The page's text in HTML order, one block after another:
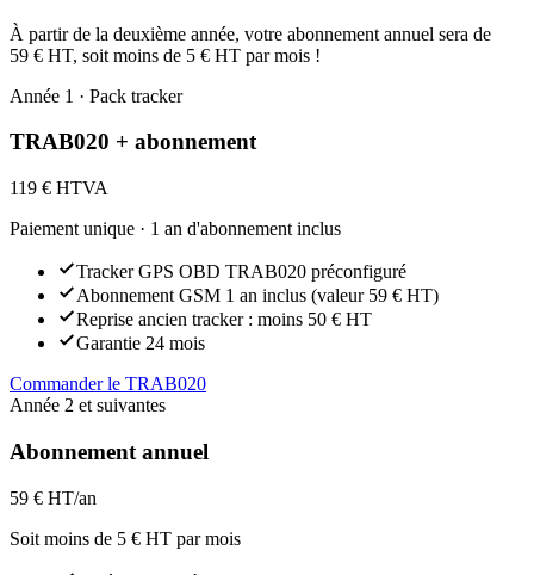
À partir de la deuxième année, votre abonnement annuel sera de
59 € HT, soit moins de 5 € HT par mois !
Année 1 · Pack tracker
TRAB020 + abonnement
119 € HTVA
Paiement unique · 1 an d'abonnement inclus
Tracker GPS OBD TRAB020 préconfiguré
Abonnement GSM 1 an inclus (valeur 59 € HT)
Reprise ancien tracker : moins 50 € HT
Garantie 24 mois
Commander le TRAB020
Année 2 et suivantes
Abonnement annuel
59 € HT/an
Soit moins de 5 € HT par mois